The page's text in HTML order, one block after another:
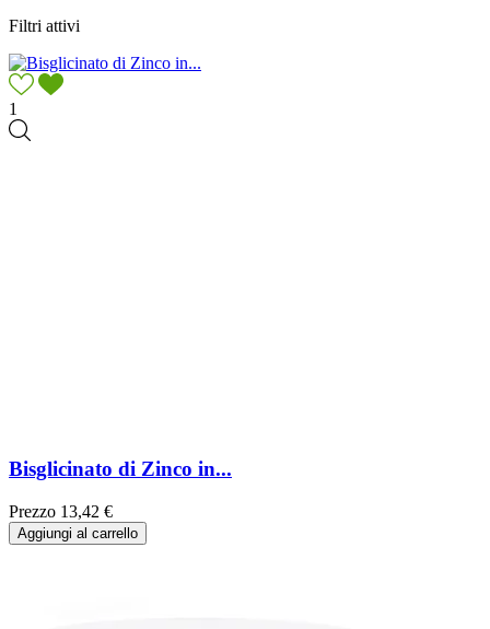
Filtri attivi
1
Bisglicinato di Zinco in...
Prezzo 13,42 €
Aggiungi al carrello